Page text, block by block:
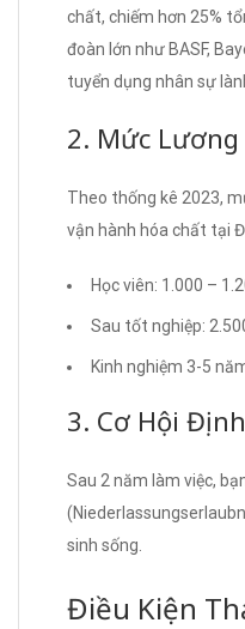
chất, chiếm hơn 25%
đoàn lớn như BASF,
tuyển dụng nhân sự
2. Mức Lương
Theo thống kê 2023,
vận hành hóa chất tại
Học viên: 1.000 –
Sau tốt nghiệp:
Kinh nghiệm 3-5
3. Cơ Hội
Sau 2 năm làm việc,
sinh sống.
Điều Kiện